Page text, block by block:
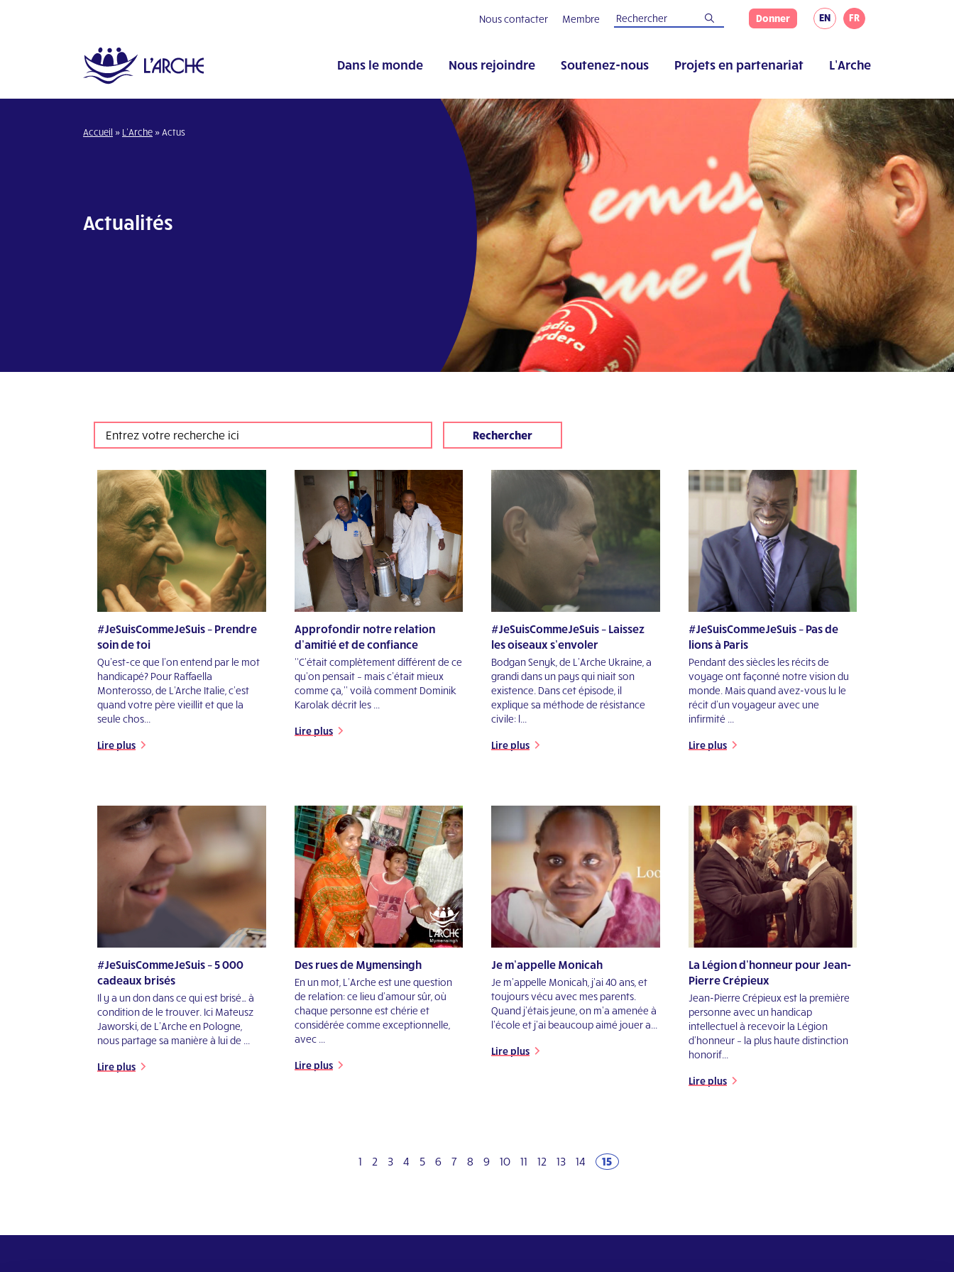
Nous contacter Membre Donner EN FR
Dans le monde Nous rejoindre Soutenez-nous Projets en partenariat L’Arche
Accueil » L’Arche » Actus
Actualités
#JeSuisCommeJeSuis – Prendre
soin de toi
Qu'est-ce que l'on entend par le mot
handicapé? Pour Raffaella
Monterosso, de L'Arche Italie, c’est
quand votre père vieillit et que la
seule chos...
Lire plus
Approfondir notre relation
d’amitié et de confiance
‘‘C’était complètement différent de ce
qu’on pensait – mais c’était mieux
comme ça,’’ voilà comment Dominik
Karolak décrit les ...
Lire plus
#JeSuisCommeJeSuis – Laissez
les oiseaux s’envoler
Bodgan Senyk, de L’Arche Ukraine, a
grandi dans un pays qui niait son
existence. Dans cet épisode, il
explique sa méthode de résistance
civile: l...
Lire plus
#JeSuisCommeJeSuis – Pas de
lions à Paris
Pendant des siècles les récits de
voyage ont façonné notre vision du
monde. Mais quand avez-vous lu le
récit d’un voyageur avec une
infirmité ...
Lire plus
#JeSuisCommeJeSuis – 5 000
cadeaux brisés
Il y a un don dans ce qui est brisé… à
condition de le trouver. Ici Mateusz
Jaworski, de L’Arche en Pologne,
nous partage sa manière à lui de ...
Lire plus
Des rues de Mymensingh
En un mot, L’Arche est une question
de relation: ce lieu d’amour sûr, où
chaque personne est chérie et
considérée comme exceptionnelle,
avec ...
Lire plus
Je m’appelle Monicah
Je m'appelle Monicah, j'ai 40 ans, et
toujours vécu avec mes parents.
Quand j'étais jeune, on m'a amenée à
l'école et j'ai beaucoup aimé jouer a...
Lire plus
La Légion d’honneur pour Jean-
Pierre Crépieux
Jean-Pierre Crépieux est la première
personne avec un handicap
intellectuel à recevoir la Légion
d’honneur – la plus haute distinction
honorif...
Lire plus
Previous
1 2 3 4 5 6 7 8 9 10 11 12 13 14 15